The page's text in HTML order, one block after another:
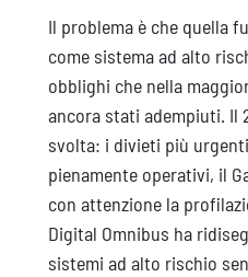
Il problema è che quella
come sistema ad alto
obblighi che nella
ancora stati adempiuti. Il
svolta: i divieti più urgenti
pienamente operativi, il
con attenzione la
Digital Omnibus ha
sistemi ad alto rischio